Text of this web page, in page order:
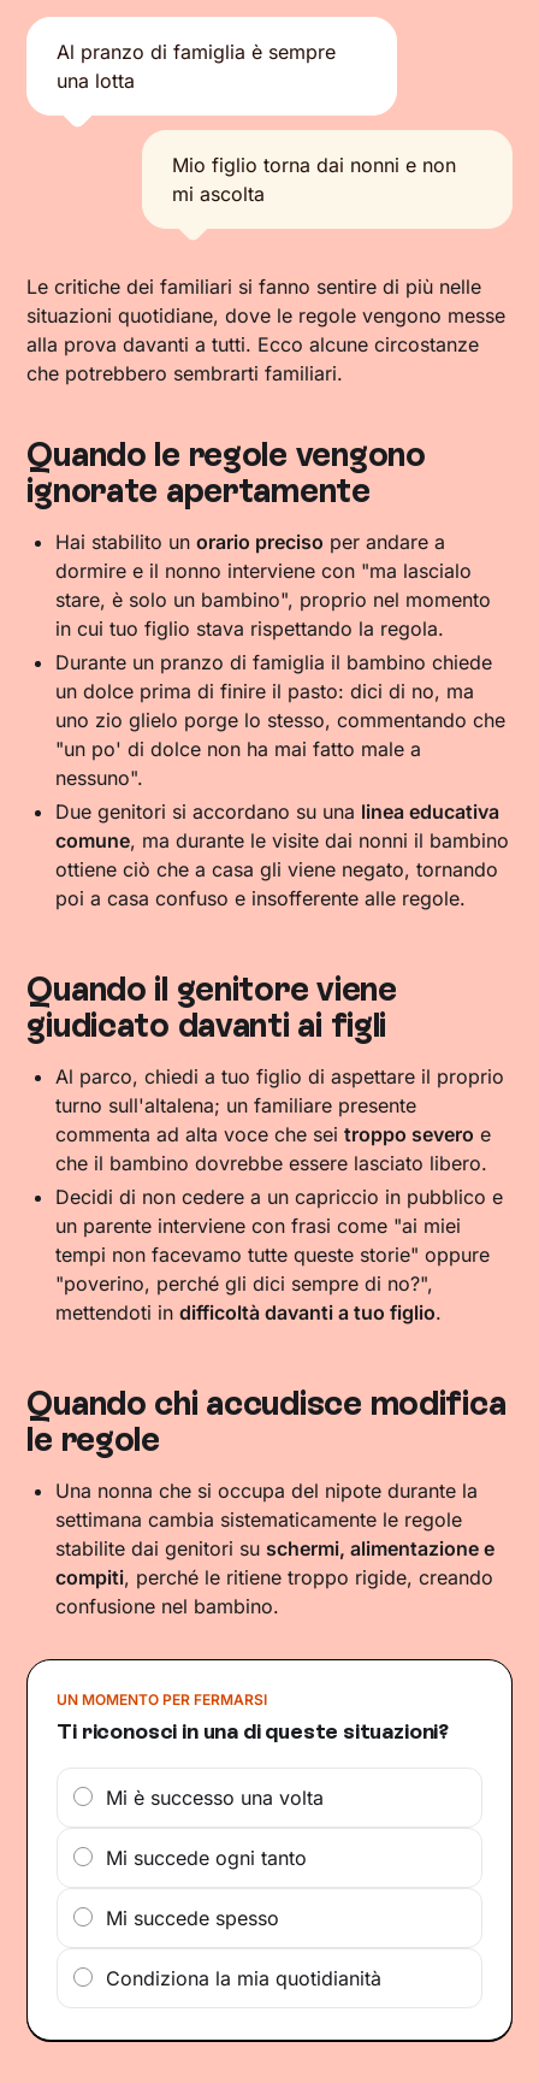
Al pranzo di famiglia è sempre
una lotta
Mio figlio torna dai nonni e non
mi ascolta
Le critiche dei familiari si fanno sentire di più nelle
situazioni quotidiane, dove le regole vengono messe
alla prova davanti a tutti. Ecco alcune circostanze
che potrebbero sembrarti familiari.
Quando le regole vengono
ignorate apertamente
Hai stabilito unorario preciso per andare a
dormire e il nonno interviene con "ma lascialo
stare, è solo un bambino", proprio nel momento
in cui tuo figlio stava rispettando la regola.
Durante un pranzo di famiglia il bambino chiede
un dolce prima di finire il pasto: dici di no, ma
uno zio glielo porge lo stesso, commentando che
"un po' di dolce non ha mai fatto male a
nessuno".
Due genitori si accordano su una linea educativa
comune, ma durante le visite dai nonni il bambino
ottiene ciò che a casa gli viene negato, tornando
poi a casa confuso e insofferente alle regole.
Quando il genitore viene
giudicato davanti ai figli
Al parco, chiedi a tuo figlio di aspettare il proprio
turno sull'altalena; un familiare presente
commenta ad alta voce che seitroppo severo e
che il bambino dovrebbe essere lasciato libero.
Decidi di non cedere a un capriccio in pubblico e
un parente interviene con frasi come "ai miei
tempi non facevamo tutte queste storie" oppure
"poverino, perché gli dici sempre di no?",
mettendoti indifficoltà davanti a tuo figlio.
Quando chi accudisce modifica
le regole
Una nonna che si occupa del nipote durante la
settimana cambia sistematicamente le regole
stabilite dai genitori su schermi, alimentazione e
compiti, perché le ritiene troppo rigide, creando
confusione nel bambino.
UN MOMENTO PER FERMARSI
Ti riconosci in una di queste situazioni?
Mi è successo una volta
Mi succede ogni tanto
Mi succede spesso
Condiziona la mia quotidianità